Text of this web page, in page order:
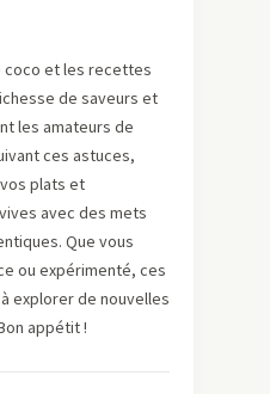
coco et les recettes
de saveurs et
les amateurs de
ces astuces,
plats et
avec des mets
Que vous
ou expérimenté, ces
explorer de nouvelles
appétit !